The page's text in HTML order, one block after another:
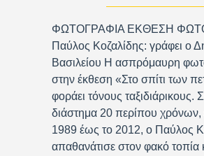
ΦΩΤΟΓΡΑΦΙΑ ΕΚΘΕΣΗ
Παύλος Κοζαλίδης: γράφει ο
Βασιλείου Η ασπρόμαυρη
στην έκθεση «Στο σπίτι των
φοράει τόνους ταξιδιάρικους.
διάστημα 20 περίπου
1989 έως το 2012, ο Παύλος
απαθανάτισε στον φακό τοπία